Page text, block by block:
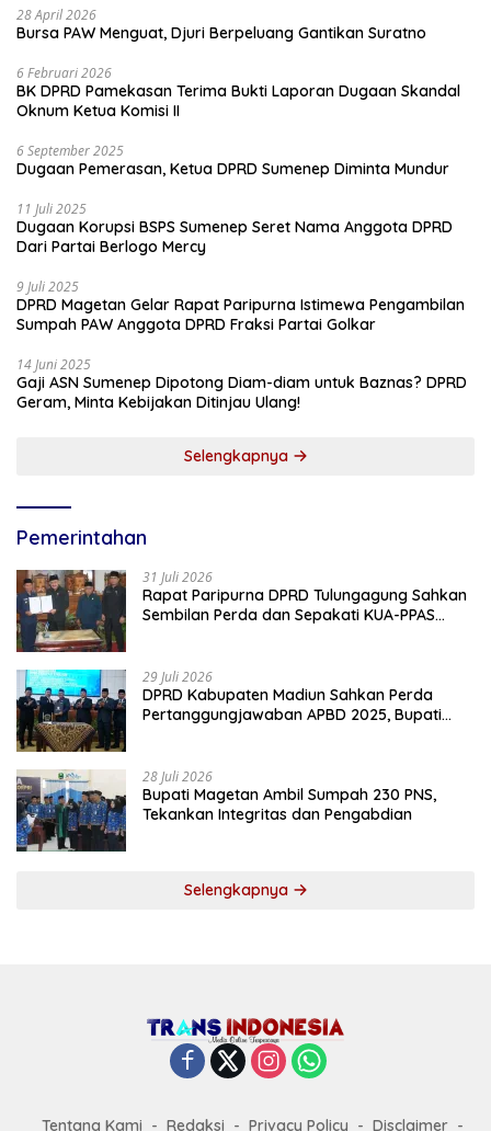
28 April 2026
Bursa PAW Menguat, Djuri Berpeluang Gantikan Suratno
6 Februari 2026
BK DPRD Pamekasan Terima Bukti Laporan Dugaan Skandal
Oknum Ketua Komisi II
6 September 2025
Dugaan Pemerasan, Ketua DPRD Sumenep Diminta Mundur
11 Juli 2025
Dugaan Korupsi BSPS Sumenep Seret Nama Anggota DPRD
Dari Partai Berlogo Mercy
9 Juli 2025
DPRD Magetan Gelar Rapat Paripurna Istimewa Pengambilan
Sumpah PAW Anggota DPRD Fraksi Partai Golkar
14 Juni 2025
Gaji ASN Sumenep Dipotong Diam-diam untuk Baznas? DPRD
Geram, Minta Kebijakan Ditinjau Ulang!
Selengkapnya
Pemerintahan
31 Juli 2026
Rapat Paripurna DPRD Tulungagung Sahkan
Sembilan Perda dan Sepakati KUA-PPAS
29 Juli 2026
DPRD Kabupaten Madiun Sahkan Perda
Pertanggungjawaban APBD 2025, Bupati
28 Juli 2026
Bupati Magetan Ambil Sumpah 230 PNS,
Tekankan Integritas dan Pengabdian
Selengkapnya
Tentang Kami Redaksi Privacy Policy Disclaimer